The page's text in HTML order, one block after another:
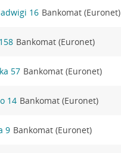
16 Bankomat (Euronet)
Bankomat (Euronet)
57 Bankomat (Euronet)
14 Bankomat (Euronet)
9 Bankomat (Euronet)